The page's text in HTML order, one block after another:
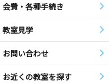
会費・各種手続き
教室見学
お問い合わせ
お近くの教室を探す